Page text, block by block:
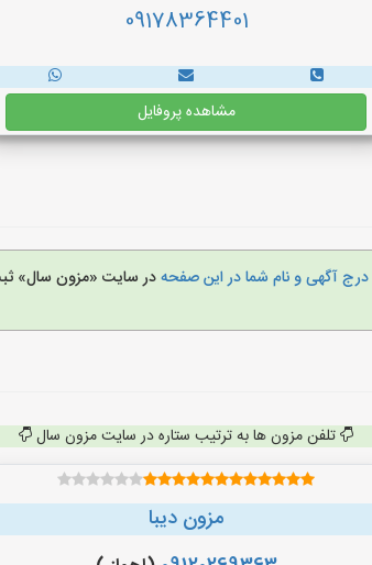
09178364401
مشاهده پروفایل
درج آگهی و نام شما در این صفحهدر سایت «مزون سال»
تلفن مزون ها به ترتیب ستاره در سایت مزون سال
مزون دیبا